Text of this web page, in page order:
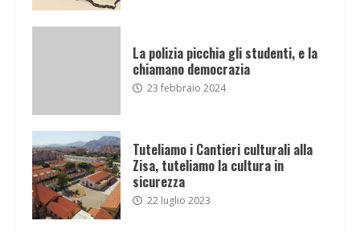
La polizia picchia gli studenti, e la
chiamano democrazia
23 febbraio 2024
Tuteliamo i Cantieri culturali alla
Zisa, tuteliamo la cultura in
sicurezza
22 luglio 2023